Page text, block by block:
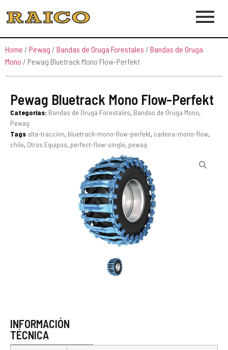
Home / Pewag / Bandas de Oruga Forestales / Bandas de Oruga
Mono / Pewag Bluetrack Mono Flow-Perfekt
Pewag Bluetrack Mono Flow-Perfekt
Categorías: Bandas de Oruga Forestales, Bandas de Oruga Mono,
Pewag
Tags alta-traccion, bluetrack-mono-flow-perfekt, cadena-mono-flow,
chile, Otros Equipos, perfect-flow-single, pewag
INFORMACIÓN
TÉCNICA